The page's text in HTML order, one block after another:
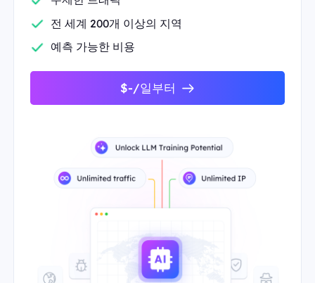
전 세계 200개 이상의 지역
예측 가능한 비용
$-/일부터